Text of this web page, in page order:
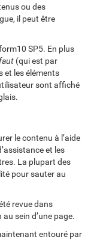
ou des
il peut être
SP5. En plus
(qui est par
et les éléments
sont affiché
le contenu à l’aide
et les
La plupart des
pour sauter au
revue dans
sein d’une page.
entouré par